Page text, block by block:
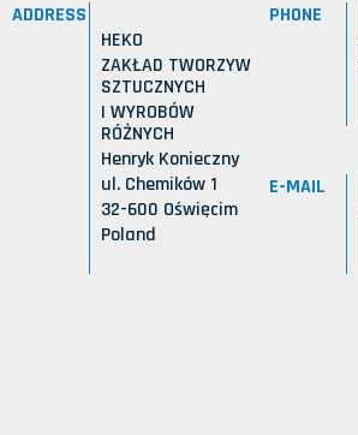
ADDRESS
HEKO
ZAKŁAD TWORZYW
SZTUCZNYCH
I WYROBÓW
RÓŻNYCH
Henryk Konieczny
ul. Chemików 1
32-600 Oświęcim
Poland
PHONE
E-MAIL